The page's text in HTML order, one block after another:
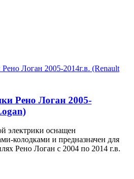
Рено Логан 2005-
электрики оснащен
колодками и предназначен для
Рено Логан с 2004 по 2014 г.в.